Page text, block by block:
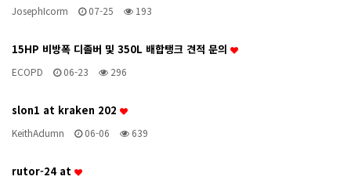
JosephIcorm 07-25 193
15HP 비방폭 디졸버 및 350L 배합탱크 견적 문의
ECOPD 06-23 296
slon1 at kraken 202
KeithAdumn 06-06 639
rutor-24 at